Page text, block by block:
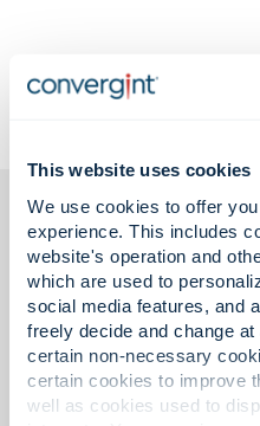
This website uses cookies
We use cookies to offer
experience. This includes
website's operation and
which are used to
social media features, and
freely decide and change
certain non-necessary
certain cookies to improve
well as cookies used to
Informații